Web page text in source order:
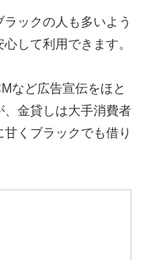
ックの人も多いよう
して利用できます。
など広告宣伝をほと
、金貸しは大手消費者
くブラックでも借り